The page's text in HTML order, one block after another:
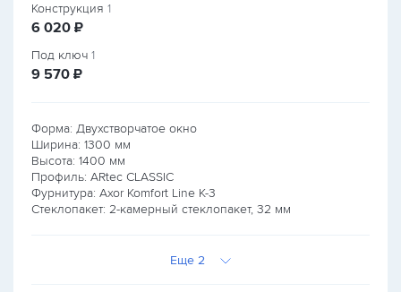
Конструкция 1
6 020 руб.
₽
Под ключ 1
9 570 руб.
₽
Форма: Двухстворчатое окно
Ширина: 1300 мм
Высота: 1400 мм
Профиль: ARtec CLASSIC
Фурнитура: Axor Komfort Line K-3
Стеклопакет: 2-камерный стеклопакет, 32 мм
Еще 2